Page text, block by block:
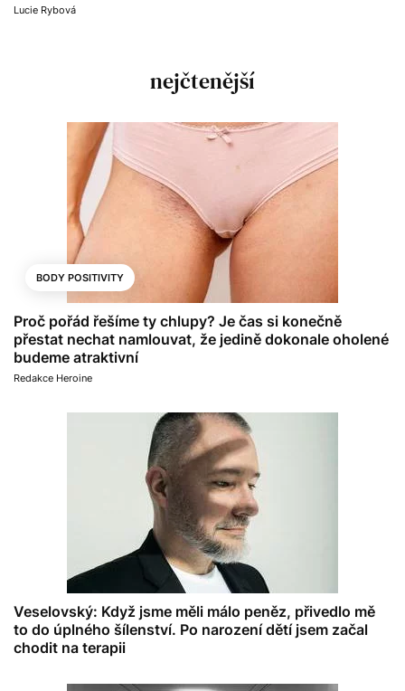
Lucie Rybová
nejčtenější
BODY POSITIVITY
Proč pořád řešíme ty chlupy? Je čas si konečně
přestat nechat namlouvat, že jedině dokonale oholené
budeme atraktivní
Redakce Heroine
Veselovský: Když jsme měli málo peněz, přivedlo mě
to do úplného šílenství. Po narození dětí jsem začal
chodit na terapii